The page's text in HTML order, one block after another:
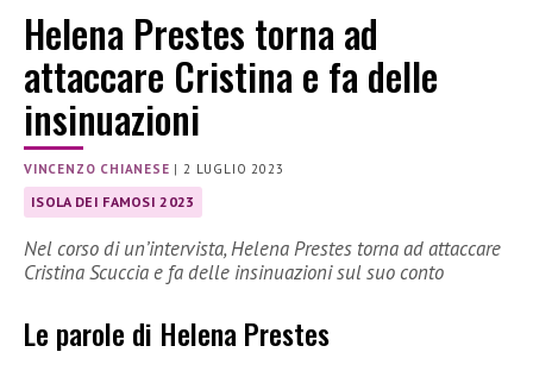
Helena Prestes torna ad
attaccare Cristina e fa delle
insinuazioni
VINCENZO CHIANESE | 2 LUGLIO 2023
ISOLA DEI FAMOSI 2023
Nel corso di un’intervista, Helena Prestes torna ad attaccare
Cristina Scuccia e fa delle insinuazioni sul suo conto
Le parole di Helena Prestes